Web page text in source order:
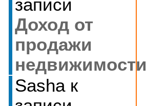
записи
Доход от
продажи
недвижимости
Sashaк